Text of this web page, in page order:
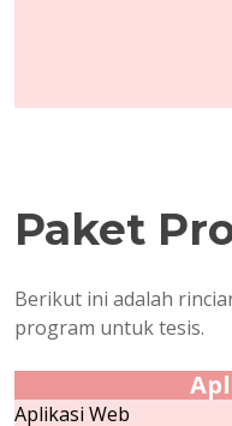
Paket
Berikut ini adalah
program untuk tesis.
Aplikasi Web